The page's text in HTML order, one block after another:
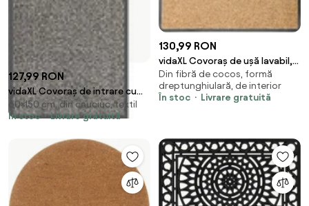
127,99 RON
vidaXL Covoraș de intrare cu
smocuri, maro deschis, 60x150
cm
60×150 cm, din cauciuc, textil
În stoc
Livrare gratuită
130,99 RON
vidaXL Covoraș de ușă lavabil,
crem, 60 x 90 cm
Din fibră de cocos, formă
dreptunghiulară, de interior
În stoc
Livrare gratuită